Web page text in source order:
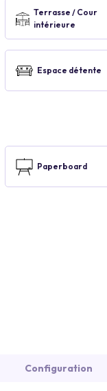
Terrasse / Cour
intérieure
Espace détente
Paperboard
Configuration